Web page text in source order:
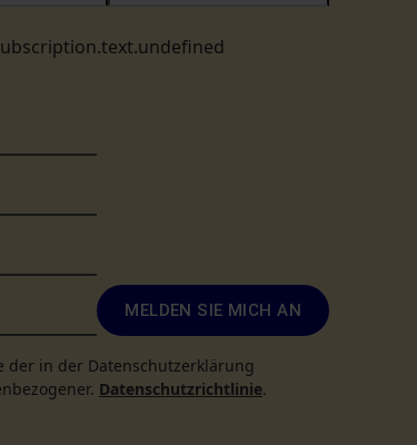
MELDEN SIE MICH AN
der in der Datenschutzerklärung
Datenschutzrichtlinie.